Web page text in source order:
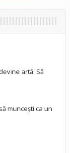
artă: Să
muncești ca un